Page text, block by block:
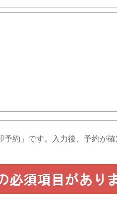
予約」です。 入力後、予約が確